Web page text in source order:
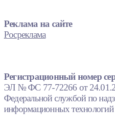
Реклама на сайте
Росреклама
Регистрационный номер
ЭЛ № ФС 77-72266 от
Федеральной службой по
информационных